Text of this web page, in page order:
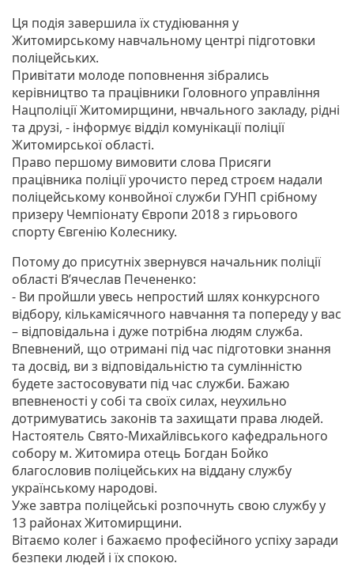
Ця подія завершила їх студіювання у
Житомирському навчальному центрі підготовки
поліцейських.
Привітати молоде поповнення зібрались
керівництво та працівники Головного управління
Нацполіції Житомирщини, нвчального закладу, рідні
та друзі, - інформує відділ комунікації поліції
Житомирської області.
Право першому вимовити слова Присяги
працівника поліції урочисто перед строєм надали
поліцейському конвойної служби ГУНП срібному
призеру Чемпіонату Європи 2018 з гирьового
спорту Євгенію Колеснику.
Потому до присутніх звернувся начальник поліції
області В’ячеслав Печененко:
- Ви пройшли увесь непростий шлях конкурсного
відбору, кількамісячного навчання та попереду у вас
– відповідальна і дуже потрібна людям служба.
Впевнений, що отримані під час підготовки знання
та досвід, ви з відповідальністю та сумлінністю
будете застосовувати під час служби. Бажаю
впевненості у собі та своїх силах, неухильно
дотримуватись законів та захищати права людей.
Настоятель Свято-Михайлівського кафедрального
собору м. Житомира отець Богдан Бойко
благословив поліцейських на віддану службу
українському народові.
Уже завтра поліцейські розпочнуть свою службу у
13 районах Житомирщини.
Вітаємо колег і бажаємо професійного успіху заради
безпеки людей і їх спокою.